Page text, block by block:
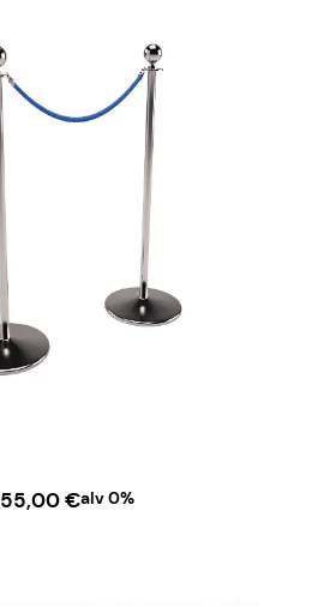
55,00€alv 0%